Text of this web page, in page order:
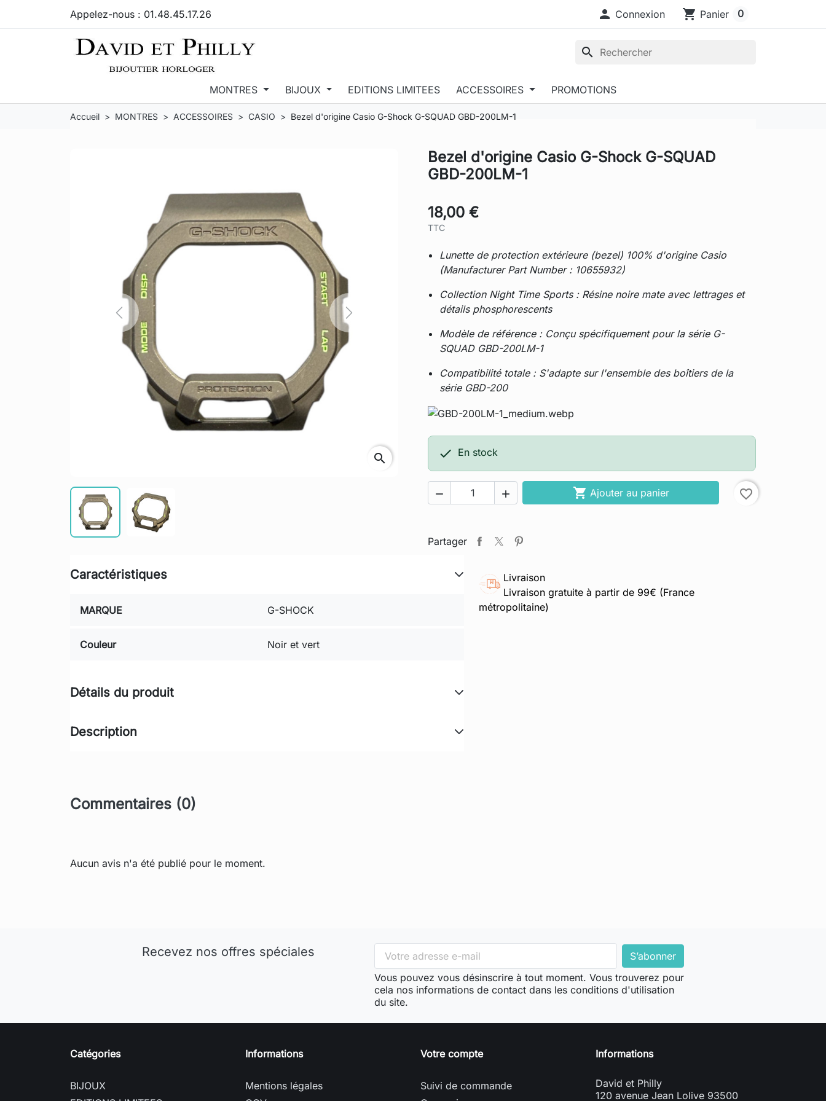
Appelez-nous : 01.48.45.17.26  Connexion shopping_cart Panier 0
search
MONTRES BIJOUX EDITIONS LIMITEES ACCESSOIRES PROMOTIONS
Accueil MONTRES ACCESSOIRES CASIO Bezel d'origine Casio G-Shock G-SQUAD GBD-200LM-1
Previous Next
search
Bezel d'origine Casio G-Shock G-SQUAD
GBD-200LM-1
18,00 €
TTC
Lunette de protection extérieure (bezel) 100% d'origine Casio
(Manufacturer Part Number : 10655932)
Collection Night Time Sports : Résine noire mate avec lettrages et
détails phosphorescents
Modèle de référence : Conçu spécifiquement pour la série G-
SQUAD GBD-200LM-1
Compatibilité totale : S'adapte sur l'ensemble des boîtiers de la
série GBD-200
 En stock
   Ajouter au panier favorite_border
Partager
Livraison
Livraison gratuite à partir de 99€ (France
métropolitaine)
Caractéristiques
MARQUE G-SHOCK
Couleur Noir et vert
Détails du produit
Description
Commentaires (0)
Aucun avis n'a été publié pour le moment.
Recevez nos offres spéciales
Vous pouvez vous désinscrire à tout moment. Vous trouverez pour
cela nos informations de contact dans les conditions d'utilisation
du site.
Catégories
BIJOUX
Informations
Mentions légales
Votre compte
Suivi de commande
Informations
David et Philly
120 avenue Jean Lolive 93500